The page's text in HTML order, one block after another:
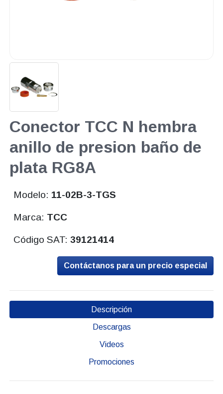
Conector TCC N hembra
anillo de presion baño de
plata RG8A
Modelo: 11-02B-3-TGS
Marca: TCC
Código SAT:39121414
Contáctanos para un precio especial
Descripción
Descargas
Videos
Promociones